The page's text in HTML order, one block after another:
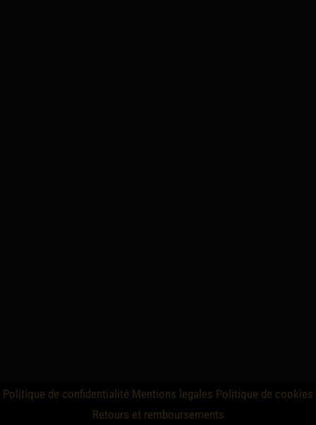
Politique de confidentialité Mentions legales Politique de cookies
Retours et remboursements